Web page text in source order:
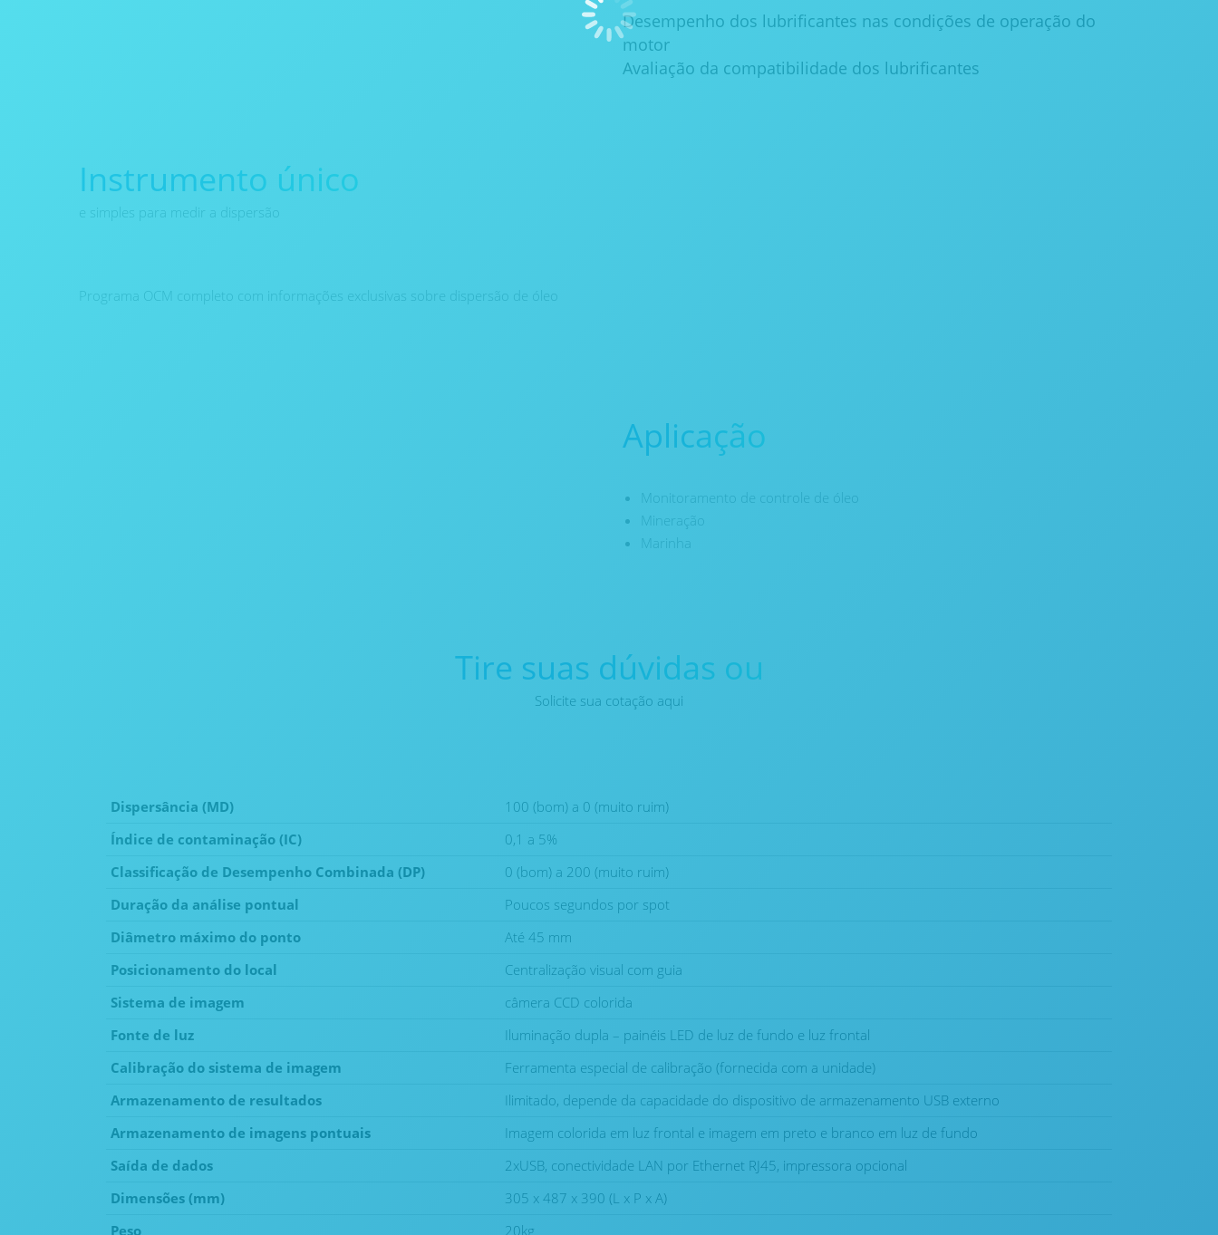
Desempenho dos lubrificantes nas condições de operação do
motor
Avaliação da compatibilidade dos lubrificantes
Instrumento único
e simples para medir a dispersão
Programa OCM completo com informações exclusivas sobre dispersão de óleo
Aplicação
Monitoramento de controle de óleo
Mineração
Marinha
Tire suas dúvidas ou
Solicite sua cotação aqui
Dispersância (MD)
100 (bom) a 0 (muito ruim)
Índice de contaminação (IC)
0,1 a 5%
Classificação de Desempenho Combinada (DP)
0 (bom) a 200 (muito ruim)
Duração da análise pontual
Poucos segundos por spot
Diâmetro máximo do ponto
Até 45 mm
Posicionamento do local
Centralização visual com guia
Sistema de imagem
câmera CCD colorida
Fonte de luz
Iluminação dupla – painéis LED de luz de fundo e luz frontal
Calibração do sistema de imagem
Ferramenta especial de calibração (fornecida com a unidade)
Armazenamento de resultados
Ilimitado, depende da capacidade do dispositivo de armazenamento USB externo
Armazenamento de imagens pontuais
Imagem colorida em luz frontal e imagem em preto e branco em luz de fundo
Saída de dados
2xUSB, conectividade LAN por Ethernet RJ45, impressora opcional
Dimensões (mm)
305 x 487 x 390 (L x P x A)
Peso
20kg